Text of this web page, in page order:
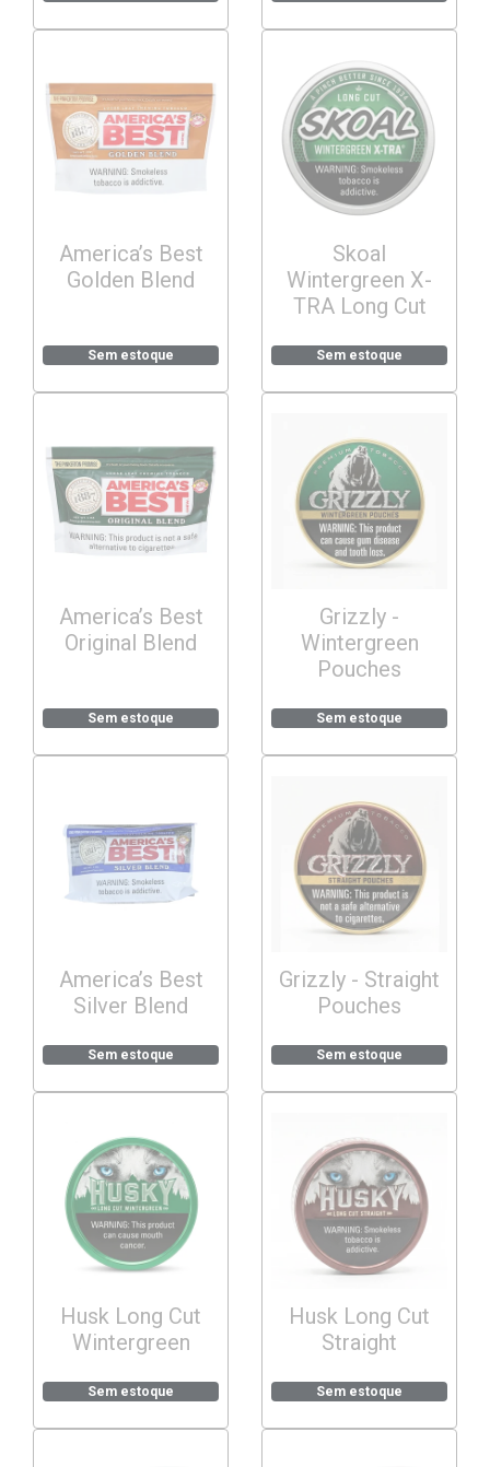
America’s Best
Golden Blend
Sem estoque
Skoal
Wintergreen X-
TRA Long Cut
Sem estoque
America’s Best
Original Blend
Sem estoque
Grizzly -
Wintergreen
Pouches
Sem estoque
America’s Best
Silver Blend
Sem estoque
Grizzly - Straight
Pouches
Sem estoque
Husk Long Cut
Wintergreen
Sem estoque
Husk Long Cut
Straight
Sem estoque